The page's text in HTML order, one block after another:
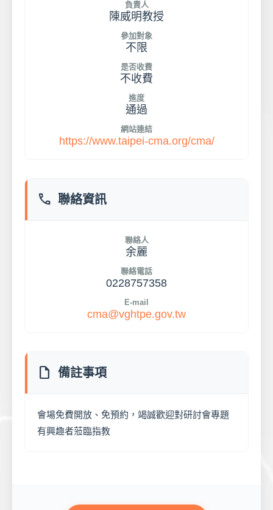
負責人
陳威明教授
參加對象
不限
是否收費
不收費
進度
通過
網站連結
https://www.taipei-cma.org/cma/
phone 聯絡資訊
聯絡人
余麗
聯絡電話
0228757358
E-mail
cma@vghtpe.gov.tw
note 備註事項
會場免費開放、免預約，竭誠歡迎對研討會專題
有興趣者蒞臨指教